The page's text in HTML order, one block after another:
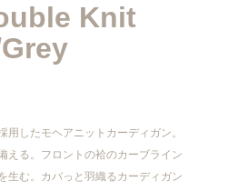
Knit
用したモヘアニットカーディガン。
える。フロントの袷のカーブライン
生む。カバっと羽織るカーディガン